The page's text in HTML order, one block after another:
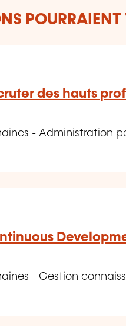
POURRAIENT
des hauts
- Administration
- Gestion